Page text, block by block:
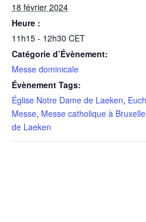
18 février 2024
Heure :
11h15 - 12h30 CET
Catégorie d’Évènement:
Messe dominicale
Évènement Tags:
Église Notre Dame de Laeken,
Messe, Messe catholique à
de Laeken